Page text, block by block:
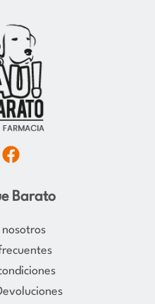
F
c
e
b
o
k
Barato